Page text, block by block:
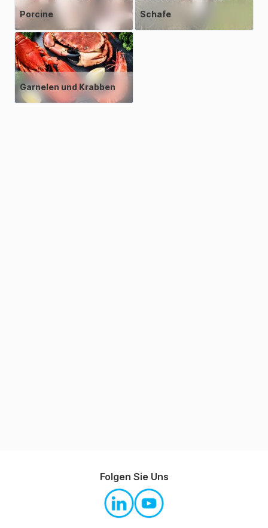
Porcine Schafe
Garnelen und Krabben
Folgen Sie Uns